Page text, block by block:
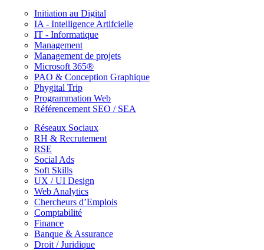
Initiation au Digital
IA - Intelligence Artifcielle
IT - Informatique
Management
Management de projets
Microsoft 365®
PAO & Conception Graphique
Phygital Trip
Programmation Web
Référencement SEO / SEA
Réseaux Sociaux
RH & Recrutement
RSE
Social Ads
Soft Skills
UX / UI Design
Web Analytics
Chercheurs d’Emplois
Comptabilité
Finance
Banque & Assurance
Droit / Juridique